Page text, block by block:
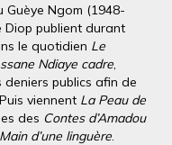
Guèye Ngom (1948-
Diop publient durant
le quotidien Le
Ndiaye cadre,
deniers publics afin de
viennent La Peau de
des Contes d’Amadou
d’une linguère.